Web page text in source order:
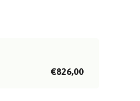
€826,00